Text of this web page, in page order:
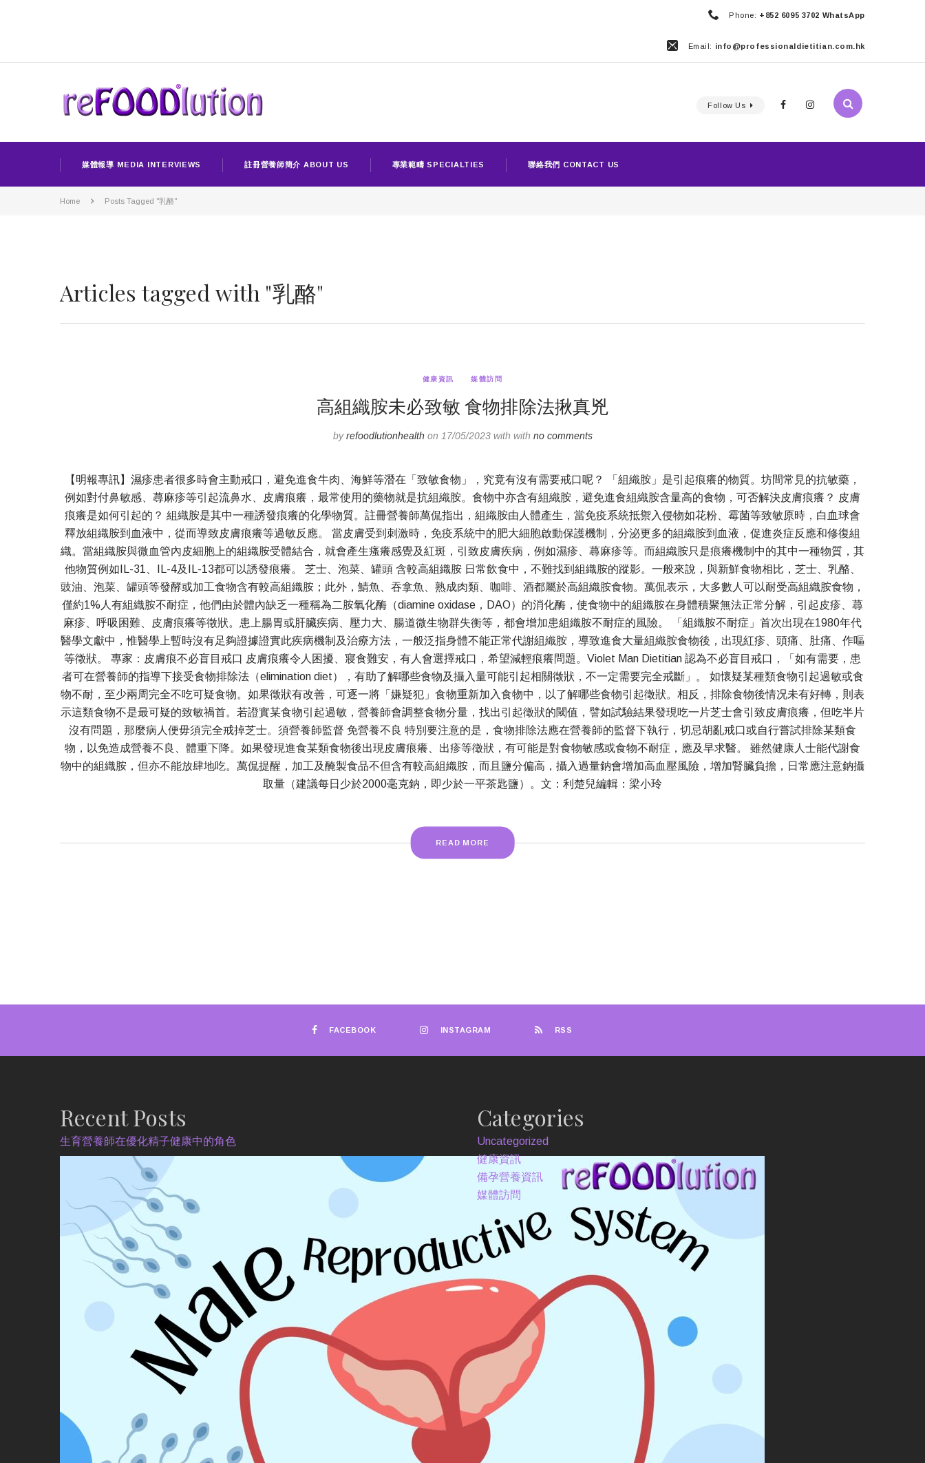
Phone: +852 6095 3702 WhatsApp
Email: info@professionaldietitian.com.hk
Follow Us
媒體報導 MEDIA INTERVIEWS 註冊營養師簡介 ABOUT US 專業範疇 SPECIALTIES 聯絡我們 CONTACT US
Home Posts Tagged "乳酪"
Articles tagged with "乳酪"
健康資訊 媒體訪問
高組織胺未必致敏 食物排除法揪真兇
byrefoodlutionhealth on 17/05/2023 with with no comments
【明報專訊】濕疹患者很多時會主動戒口，避免進食牛肉、海鮮等潛在「致敏食物」，究竟有沒有需要戒口呢？ 「組織胺」是引起痕癢的物質。坊間常見的抗敏藥，
例如對付鼻敏感、蕁麻疹等引起流鼻水、皮膚痕癢，最常使用的藥物就是抗組織胺。食物中亦含有組織胺，避免進食組織胺含量高的食物，可否解決皮膚痕癢？ 皮膚
痕癢是如何引起的？ 組織胺是其中一種誘發痕癢的化學物質。註冊營養師萬侃指出，組織胺由人體產生，當免疫系統抵禦入侵物如花粉、霉菌等致敏原時，白血球會
釋放組織胺到血液中，從而導致皮膚痕癢等過敏反應。 當皮膚受到刺激時，免疫系統中的肥大細胞啟動保護機制，分泌更多的組織胺到血液，促進炎症反應和修復組
織。當組織胺與微血管內皮細胞上的組織胺受體結合，就會產生瘙癢感覺及紅斑，引致皮膚疾病，例如濕疹、蕁麻疹等。而組織胺只是痕癢機制中的其中一種物質，其
他物質例如IL-31、IL-4及IL-13都可以誘發痕癢。 芝士、泡菜、罐頭 含較高組織胺 日常飲食中，不難找到組織胺的蹤影。一般來說，與新鮮食物相比，芝士、乳酪、
豉油、泡菜、罐頭等發酵或加工食物含有較高組織胺；此外，鯖魚、吞拿魚、熟成肉類、咖啡、酒都屬於高組織胺食物。萬侃表示，大多數人可以耐受高組織胺食物，
僅約1%人有組織胺不耐症，他們由於體內缺乏一種稱為二胺氧化酶（diamine oxidase，DAO）的消化酶，使食物中的組織胺在身體積聚無法正常分解，引起皮疹、蕁
麻疹、呼吸困難、皮膚痕癢等徵狀。患上腸胃或肝臟疾病、壓力大、腸道微生物群失衡等，都會增加患組織胺不耐症的風險。 「組織胺不耐症」首次出現在1980年代
醫學文獻中，惟醫學上暫時沒有足夠證據證實此疾病機制及治療方法，一般泛指身體不能正常代謝組織胺，導致進食大量組織胺食物後，出現紅疹、頭痛、肚痛、作嘔
等徵狀。 專家：皮膚痕不必盲目戒口 皮膚痕癢令人困擾、寢食難安，有人會選擇戒口，希望減輕痕癢問題。Violet Man Dietitian 認為不必盲目戒口，「如有需要，患
者可在營養師的指導下接受食物排除法（elimination diet），有助了解哪些食物及攝入量可能引起相關徵狀，不一定需要完全戒斷」。 如懷疑某種類食物引起過敏或食
物不耐，至少兩周完全不吃可疑食物。如果徵狀有改善，可逐一將「嫌疑犯」食物重新加入食物中，以了解哪些食物引起徵狀。相反，排除食物後情况未有好轉，則表
示這類食物不是最可疑的致敏禍首。若證實某食物引起過敏，營養師會調整食物分量，找出引起徵狀的閾值，譬如試驗結果發現吃一片芝士會引致皮膚痕癢，但吃半片
沒有問題，那麼病人便毋須完全戒掉芝士。須營養師監督 免營養不良 特別要注意的是，食物排除法應在營養師的監督下執行，切忌胡亂戒口或自行嘗試排除某類食
物，以免造成營養不良、體重下降。如果發現進食某類食物後出現皮膚痕癢、出疹等徵狀，有可能是對食物敏感或食物不耐症，應及早求醫。 雖然健康人士能代謝食
物中的組織胺，但亦不能放肆地吃。萬侃提醒，加工及醃製食品不但含有較高組織胺，而且鹽分偏高，攝入過量鈉會增加高血壓風險，增加腎臟負擔，日常應注意鈉攝
取量（建議每日少於2000毫克鈉，即少於一平茶匙鹽）。文：利楚兒編輯：梁小玲
READ MORE
FACEBOOK INSTAGRAM RSS
Recent Posts
生育營養師在優化精子健康中的角色
Categories
Uncategorized
健康資訊
備孕營養資訊
媒體訪問